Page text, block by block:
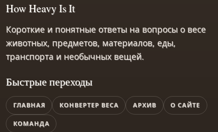
Быстрые переходы
ГЛАВНАЯ КОНВЕРТЕР ВЕСА АРХИВ О САЙТЕ
КОМАНДА
How Heavy Is It
Короткие и понятные ответы на вопросы о весе
животных, предметов, материалов, еды,
транспорта и необычных вещей.